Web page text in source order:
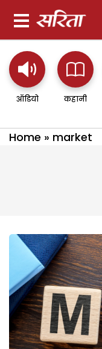
ऑडियो कहानी
Home » market